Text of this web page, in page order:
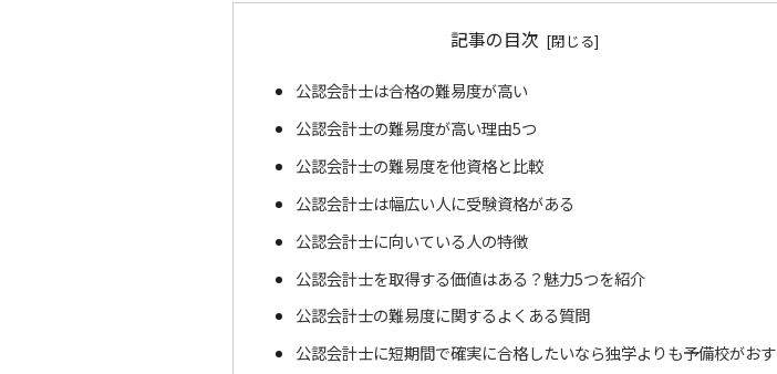
記事の目次
公認会計士は合格の難易度が高い
公認会計士の難易度が高い理由5つ
公認会計士の難易度を他資格と比較
公認会計士は幅広い人に受験資格がある
公認会計士に向いている人の特徴
公認会計士を取得する価値はある？魅力5つを紹介
公認会計士の難易度に関するよくある質問
公認会計士に短期間で確実に合格したいなら独学よりも予備校がおす